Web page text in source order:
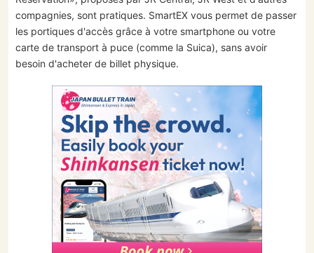
compagnies, sont pratiques. SmartEX vous permet de passer
les portiques d'accès grâce à votre smartphone ou votre
carte de transport à puce (comme la Suica), sans avoir
besoin d'acheter de billet physique.